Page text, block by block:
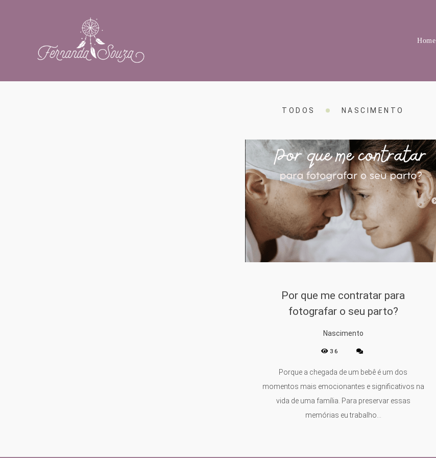
Home
TODOS NASCIMENTO
Por que me contratar para
fotografar o seu parto?
Nascimento
36
Porque a chegada de um bebê é um dos
momentos mais emocionantes e significativos na
vida de uma família. Para preservar essas
memórias eu trabalho...